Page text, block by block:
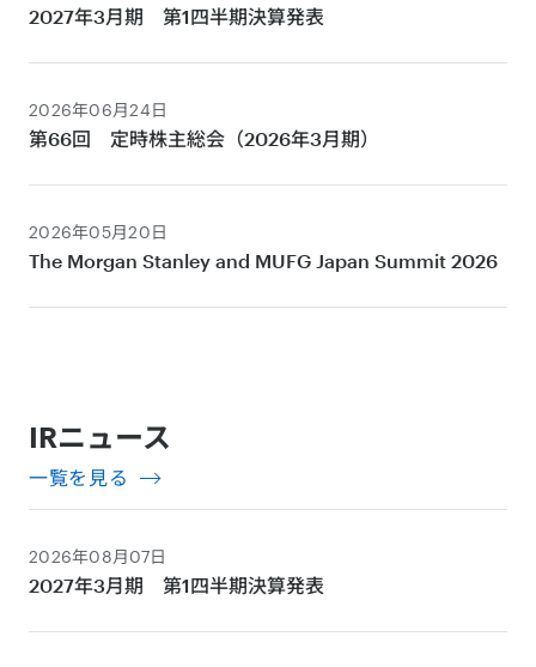
2027年3月期 第1四半期決算発表
2026年06月24日
第66回 定時株主総会（2026年3月期）
2026年05月20日
The Morgan Stanley and MUFG Japan Summit 2026
IRニュース
一覧を見る
2026年08月07日
2027年3月期 第1四半期決算発表